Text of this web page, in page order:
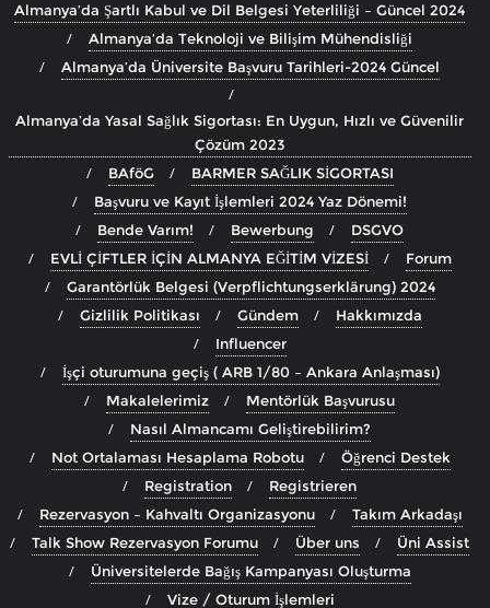
Almanya’da Şartlı Kabul ve Dil Belgesi Yeterliliği – Güncel 2024
Almanya’da Teknoloji ve Bilişim Mühendisliği
Almanya’da Üniversite Başvuru Tarihleri-2024 Güncel
Almanya’da Yasal Sağlık Sigortası: En Uygun, Hızlı ve Güvenilir
Çözüm 2023
BAföG
BARMER SAĞLIK SİGORTASI
Başvuru ve Kayıt İşlemleri 2024 Yaz Dönemi!
Bende Varım!
Bewerbung
DSGVO
EVLİ ÇİFTLER İÇİN ALMANYA EĞİTİM VİZESİ
Forum
Garantörlük Belgesi (Verpflichtungserklärung) 2024
Gizlilik Politikası
Gündem
Hakkımızda
Influencer
İşçi oturumuna geçiş ( ARB 1/80 – Ankara Anlaşması)
Makalelerimiz
Mentörlük Başvurusu
Nasıl Almancamı Geliştirebilirim?
Not Ortalaması Hesaplama Robotu
Öğrenci Destek
Registration
Registrieren
Rezervasyon – Kahvaltı Organizasyonu
Takım Arkadaşı
Talk Show Rezervasyon Forumu
Über uns
Üni Assist
Üniversitelerde Bağış Kampanyası Oluşturma
Vize / Oturum İşlemleri